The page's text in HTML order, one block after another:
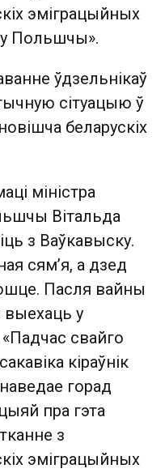
эміграцыйных
у Польшчы».
ўдзельнікаў
сітуацыю ў
беларускіх
міністра
Вітальда
з Ваўкавыску.
сямʼя, а дзед
Пасля вайны
у
свайго
кіраўнік
горад
пра гэта
з
эміграцыйных